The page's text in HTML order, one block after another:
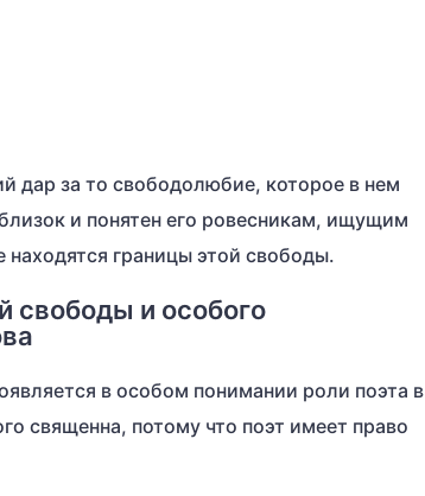
дар за то свободолюбие, которое в нем
и понятен его ровесникам, ищущим
находятся границы этой свободы.
свободы и особого
в особом понимании роли поэта в
священна, потому что поэт имеет право